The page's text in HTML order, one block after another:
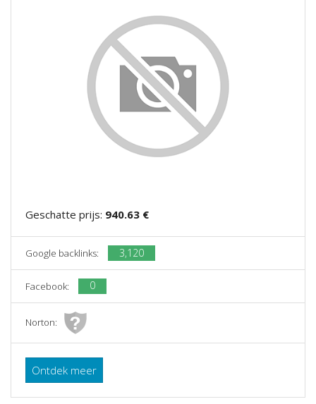
Geschatte prijs: 940.63 €
Google backlinks: 3,120
Facebook: 0
Norton:
Ontdek meer